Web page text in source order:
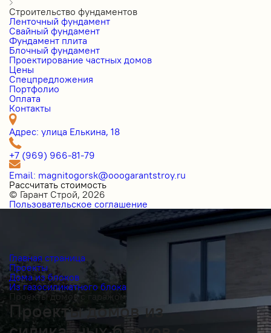
Строительство фундаментов
Ленточный фундамент
Свайный фундамент
Фундамент плита
Блочный фундамент
Проектирование частных домов
Цены
Cпецпредложения
Портфолио
Оплата
Контакты
Адрес: улица Елькина, 18
+7 (969) 966-81-79
Email: magnitogorsk@ooogarantstroy.ru
Рассчитать стоимость
© Гарант Строй, 2026
Пользовательское соглашение
Главная страница
Проекты
Дома из блоков
Из газосиликатного блока
Проекты домов с гаражом
Проекты домов из